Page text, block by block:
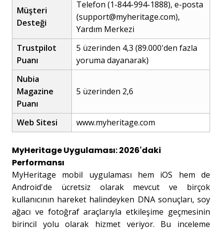
Müşteri
Desteği
Telefon (1-844-994-1888), e-posta
(support@myheritage.com),
Yardım Merkezi
Trustpilot
Puanı
5 üzerinden 4,3 (89.000'den fazla
yoruma dayanarak)
Nubia
Magazine
Puanı
5 üzerinden 2,6
Web Sitesi www.myheritage.com
MyHeritage Uygulaması: 2026'daki
Performansı
MyHeritage mobil uygulaması hem iOS hem de
Android'de ücretsiz olarak mevcut ve birçok
kullanıcının hareket halindeyken DNA sonuçları, soy
ağacı ve fotoğraf araçlarıyla etkileşime geçmesinin
birincil yolu olarak hizmet veriyor. Bu inceleme